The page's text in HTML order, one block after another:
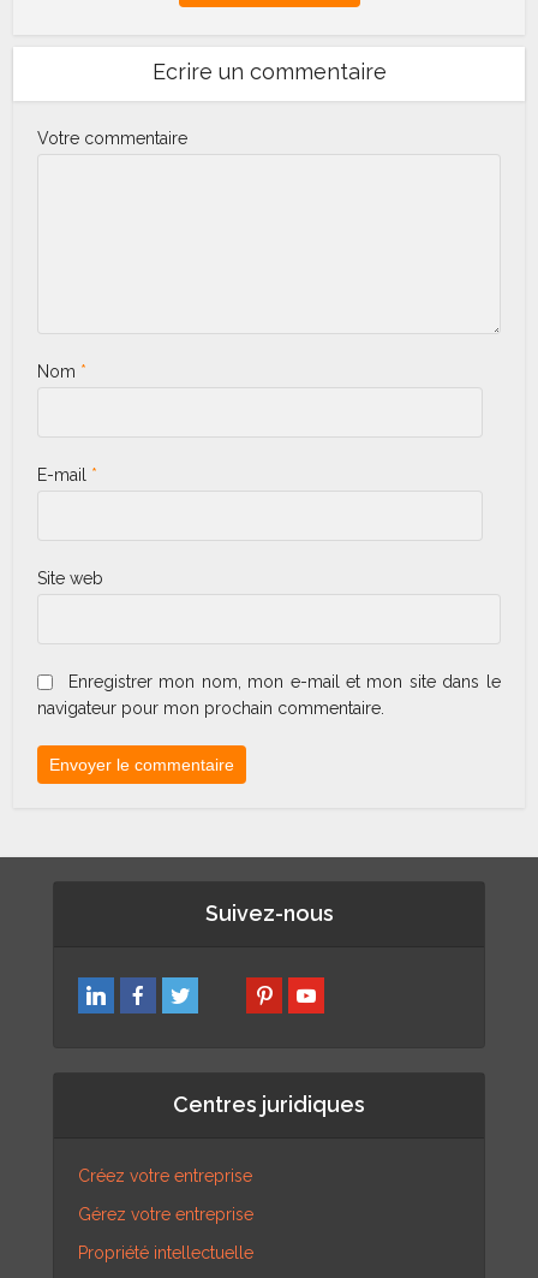
Ecrire un commentaire
Votre commentaire
Nom *
E-mail *
Site web
Enregistrer mon nom, mon e-mail et mon site dans le
navigateur pour mon prochain commentaire.
Suivez-nous
Centres juridiques
Créez votre entreprise
Gérez votre entreprise
Propriété intellectuelle